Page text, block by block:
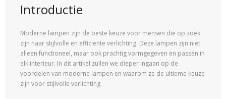
Introductie
Moderne lampen zijn de beste keuze voor mensen die op zoek
zijn naar stijlvolle en efficiënte verlichting. Deze lampen zijn niet
alleen functioneel, maar ook prachtig vormgegeven en passen in
elk interieur. In dit artikel zullen we dieper ingaan op de
voordelen van moderne lampen en waarom ze de ultieme keuze
zijn voor stijlvolle verlichting.